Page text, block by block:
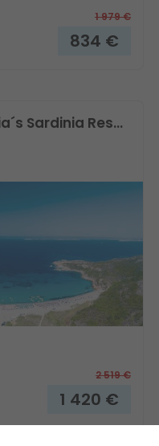
1 979€
834 €
Hotelový komplex Mangia´s Sardinia Resort
2 519€
1 420 €